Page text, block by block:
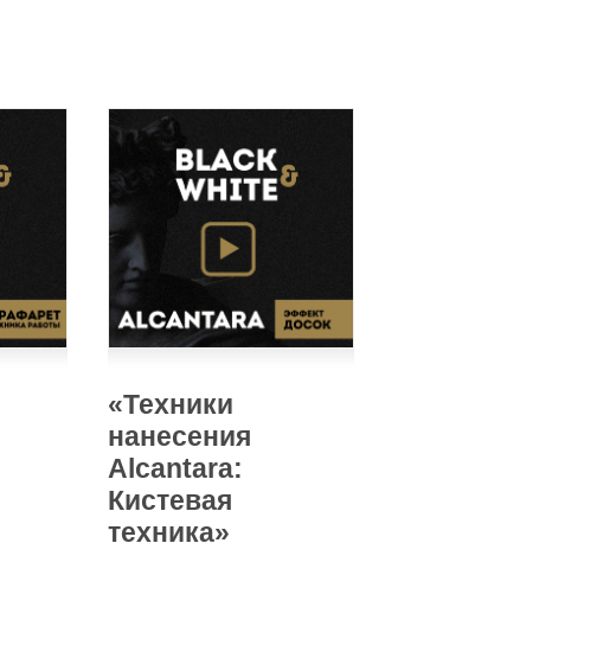
«Техники
нанесения
Alcantara:
Кистевая
техника»